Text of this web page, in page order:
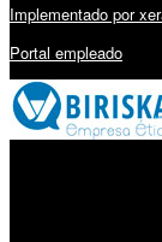
Implementado por
Portal empleado